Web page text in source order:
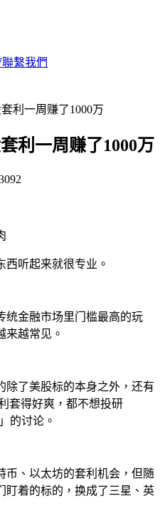
聯繫我們
利一周赚了1000万
利一周赚了1000万
西听起来就很专业。
统金融市场里门槛最高的玩
来越常见。
除了美股标的本身之外，还有
套得好爽，都不想投研
的讨论。
币、以太坊的套利机会，但随
盯着的标的，换成了三星、英